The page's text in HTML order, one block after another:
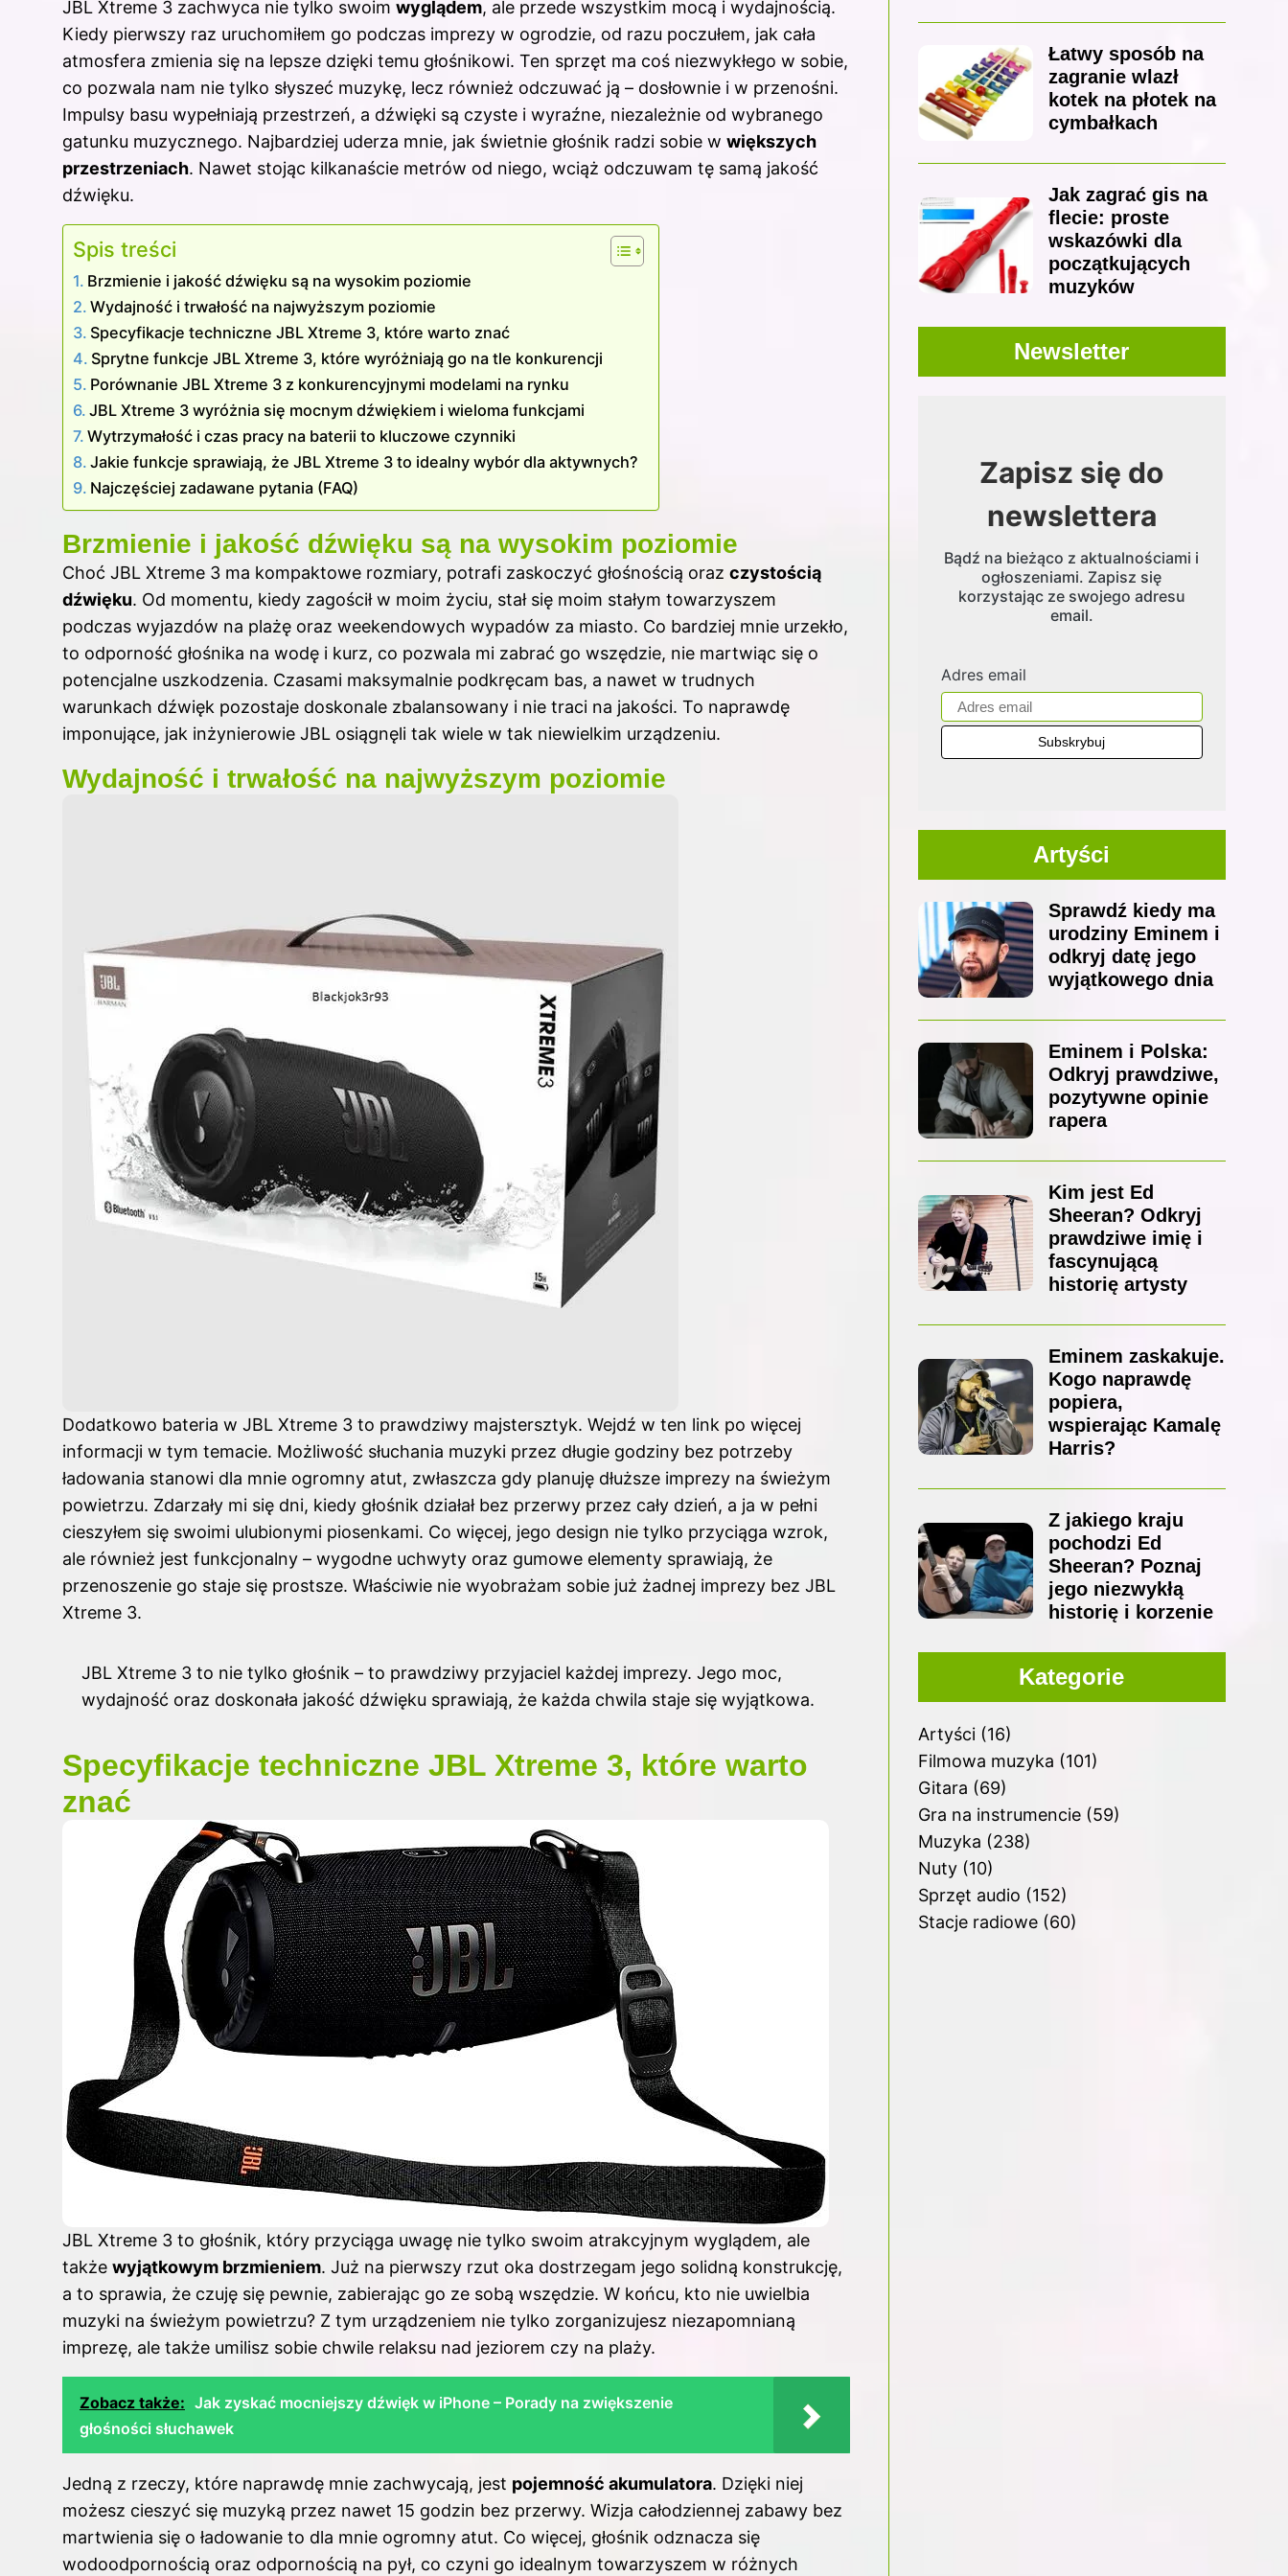
c
e
b
o
o
k
er
e
st
d
di
t
m
bl
r
k
e
dI
n
JBL Xtreme 3 zachwyca nie tylko swoim wyglądem, ale przede wszystkim mocą i wydajnością.
Kiedy pierwszy raz uruchomiłem go podczas imprezy w ogrodzie, od razu poczułem, jak cała
atmosfera zmienia się na lepsze dzięki temu głośnikowi. Ten sprzęt ma coś niezwykłego w sobie,
co pozwala nam nie tylko słyszeć muzykę, lecz również odczuwać ją – dosłownie i w przenośni.
Impulsy basu wypełniają przestrzeń, a dźwięki są czyste i wyraźne, niezależnie od wybranego
gatunku muzycznego. Najbardziej uderza mnie, jak świetnie głośnik radzi sobie w większych
przestrzeniach. Nawet stojąc kilkanaście metrów od niego, wciąż odczuwam tę samą jakość
dźwięku.
Spis treści
Brzmienie i jakość dźwięku są na wysokim poziomie
Wydajność i trwałość na najwyższym poziomie
Specyfikacje techniczne JBL Xtreme 3, które warto znać
Sprytne funkcje JBL Xtreme 3, które wyróżniają go na tle konkurencji
Porównanie JBL Xtreme 3 z konkurencyjnymi modelami na rynku
JBL Xtreme 3 wyróżnia się mocnym dźwiękiem i wieloma funkcjami
Wytrzymałość i czas pracy na baterii to kluczowe czynniki
Jakie funkcje sprawiają, że JBL Xtreme 3 to idealny wybór dla aktywnych?
Najczęściej zadawane pytania (FAQ)
Brzmienie i jakość dźwięku są na wysokim poziomie
Choć JBL Xtreme 3 ma kompaktowe rozmiary, potrafi zaskoczyć głośnością oraz czystością
dźwięku. Od momentu, kiedy zagościł w moim życiu, stał się moim stałym towarzyszem
podczas wyjazdów na plażę oraz weekendowych wypadów za miasto. Co bardziej mnie urzekło,
to odporność głośnika na wodę i kurz, co pozwala mi zabrać go wszędzie, nie martwiąc się o
potencjalne uszkodzenia. Czasami maksymalnie podkręcam bas, a nawet w trudnych
warunkach dźwięk pozostaje doskonale zbalansowany i nie traci na jakości. To naprawdę
imponujące, jak inżynierowie JBL osiągnęli tak wiele w tak niewielkim urządzeniu.
Wydajność i trwałość na najwyższym poziomie
Dodatkowo bateria w JBL Xtreme 3 to prawdziwy majstersztyk. Wejdź w ten link po więcej
informacji w tym temacie. Możliwość słuchania muzyki przez długie godziny bez potrzeby
ładowania stanowi dla mnie ogromny atut, zwłaszcza gdy planuję dłuższe imprezy na świeżym
powietrzu. Zdarzały mi się dni, kiedy głośnik działał bez przerwy przez cały dzień, a ja w pełni
cieszyłem się swoimi ulubionymi piosenkami. Co więcej, jego design nie tylko przyciąga wzrok,
ale również jest funkcjonalny – wygodne uchwyty oraz gumowe elementy sprawiają, że
przenoszenie go staje się prostsze. Właściwie nie wyobrażam sobie już żadnej imprezy bez JBL
Xtreme 3.
JBL Xtreme 3 to nie tylko głośnik – to prawdziwy przyjaciel każdej imprezy. Jego moc,
wydajność oraz doskonała jakość dźwięku sprawiają, że każda chwila staje się wyjątkowa.
Specyfikacje techniczne JBL Xtreme 3, które warto
znać
JBL Xtreme 3 to głośnik, który przyciąga uwagę nie tylko swoim atrakcyjnym wyglądem, ale
także wyjątkowym brzmieniem. Już na pierwszy rzut oka dostrzegam jego solidną konstrukcję,
a to sprawia, że czuję się pewnie, zabierając go ze sobą wszędzie. W końcu, kto nie uwielbia
muzyki na świeżym powietrzu? Z tym urządzeniem nie tylko zorganizujesz niezapomnianą
imprezę, ale także umilisz sobie chwile relaksu nad jeziorem czy na plaży.
Zobacz także: Jak zyskać mocniejszy dźwięk w iPhone – Porady na zwiększenie
głośności słuchawek
Jedną z rzeczy, które naprawdę mnie zachwycają, jest pojemność akumulatora. Dzięki niej
możesz cieszyć się muzyką przez nawet 15 godzin bez przerwy. Wizja całodziennej zabawy bez
martwienia się o ładowanie to dla mnie ogromny atut. Co więcej, głośnik odznacza się
wodoodpornością oraz odpornością na pył, co czyni go idealnym towarzyszem w różnych
Łatwy sposób na
zagranie wlazł
kotek na płotek na
cymbałkach
Jak zagrać gis na
flecie: proste
wskazówki dla
początkujących
muzyków
Newsletter
Zapisz się do
newslettera
Bądź na bieżąco z aktualnościami i
ogłoszeniami. Zapisz się
korzystając ze swojego adresu
email.
Adres email
Artyści
Sprawdź kiedy ma
urodziny Eminem i
odkryj datę jego
wyjątkowego dnia
Eminem i Polska:
Odkryj prawdziwe,
pozytywne opinie
rapera
Kim jest Ed
Sheeran? Odkryj
prawdziwe imię i
fascynującą
historię artysty
Eminem zaskakuje.
Kogo naprawdę
popiera,
wspierając Kamalę
Harris?
Z jakiego kraju
pochodzi Ed
Sheeran? Poznaj
jego niezwykłą
historię i korzenie
Kategorie
Artyści(16)
Filmowa muzyka (101)
Gitara (69)
Gra na instrumencie(59)
Muzyka (238)
Nuty(10)
Sprzęt audio (152)
Stacje radiowe(60)